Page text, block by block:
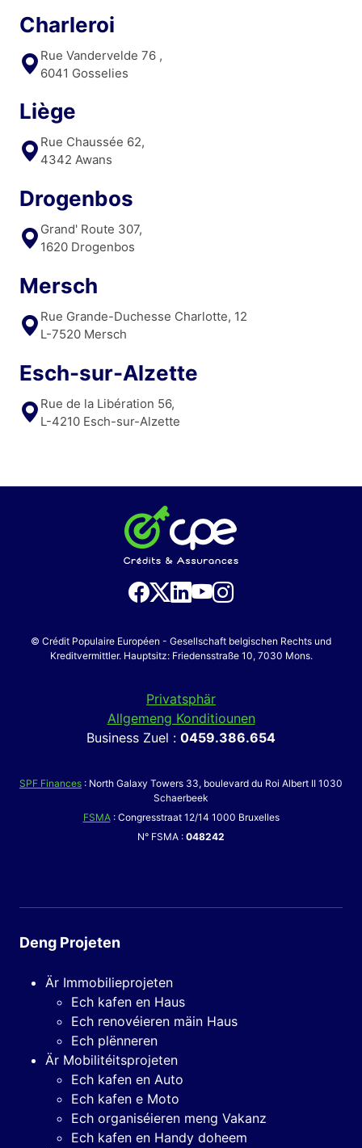
Charleroi
Rue Vandervelde 76 ,
6041 Gosselies
Liège
Rue Chaussée 62,
4342 Awans
Drogenbos
Grand' Route 307,
1620 Drogenbos
Mersch
Rue Grande-Duchesse Charlotte, 12
L-7520 Mersch
Esch-sur-Alzette
Rue de la Libération 56,
L-4210 Esch-sur-Alzette
© Crédit Populaire Européen - Gesellschaft belgischen Rechts und
Kreditvermittler. Hauptsitz: Friedensstraße 10, 7030 Mons.
Privatsphär
Allgemeng Konditiounen
Business Zuel : 0459.386.654
SPF Finances : North Galaxy Towers 33, boulevard du Roi Albert II 1030
Schaerbeek
FSMA: Congresstraat 12/14 1000 Bruxelles
N° FSMA : 048242
Deng Projeten
Är Immobilieprojeten
Ech kafen en Haus
Ech renovéieren mäin Haus
Ech plënneren
Är Mobilitéitsprojeten
Ech kafen en Auto
Ech kafen e Moto
Ech organiséieren meng Vakanz
Ech kafen en Handy doheem